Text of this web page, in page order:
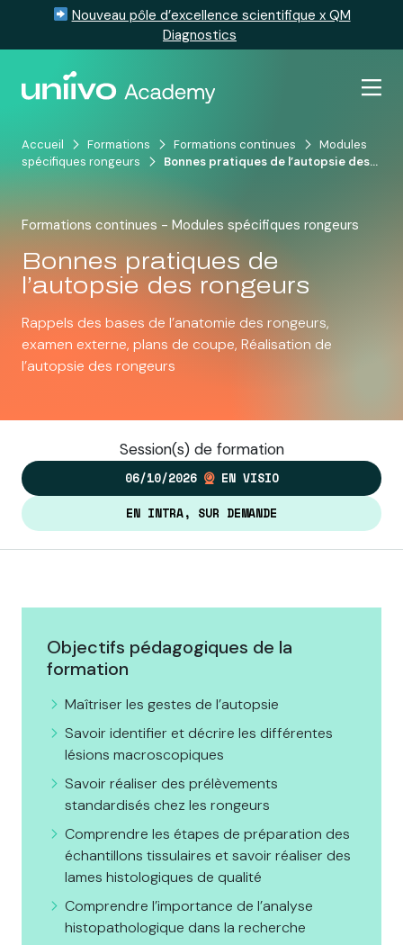
Nouveau pôle d’excellence scientifique x QM
Diagnostics
Accueil Formations Formations continues
Modules
spécifiques rongeurs
Bonnes pratiques de l’autopsie des…
Formations continues - Modules spécifiques rongeurs
Bonnes pratiques de
l’autopsie des rongeurs
Rappels des bases de l’anatomie des rongeurs,
examen externe, plans de coupe, Réalisation de
l’autopsie des rongeurs
Session(s) de formation
06/10/2026
EN VISIO
EN INTRA, SUR DEMANDE
Objectifs pédagogiques de la
formation
Maîtriser les gestes de l’autopsie
Savoir identifier et décrire les différentes
lésions macroscopiques
Savoir réaliser des prélèvements
standardisés chez les rongeurs
Comprendre les étapes de préparation des
échantillons tissulaires et savoir réaliser des
lames histologiques de qualité
Comprendre l’importance de l’analyse
histopathologique dans la recherche